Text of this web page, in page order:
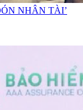
NHÂN TÀI’